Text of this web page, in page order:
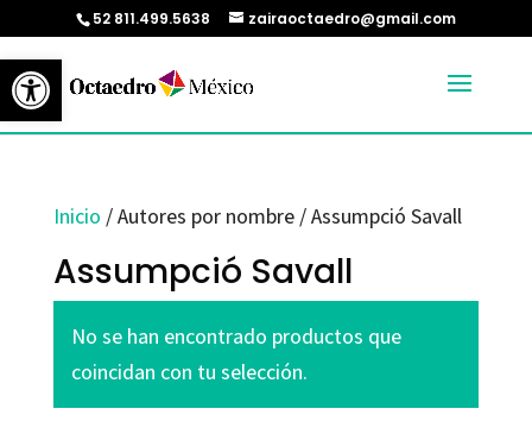
Abrir barra de herramientas
52 811.499.5638 zairaoctaedro@gmail.com
Inicio / Autores por nombre / Assumpció Savall
Assumpció Savall
No se han encontrado productos que
coincidan con tu selección.